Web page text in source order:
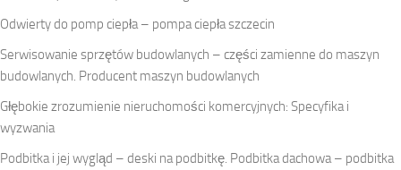
Odwierty do pomp ciepła – pompa ciepła szczecin
Serwisowanie sprzętów budowlanych – części zamienne do maszyn
budowlanych. Producent maszyn budowlanych
Głębokie zrozumienie nieruchomości komercyjnych: Specyfika i
wyzwania
Podbitka i jej wygląd – deski na podbitkę. Podbitka dachowa – podbitka